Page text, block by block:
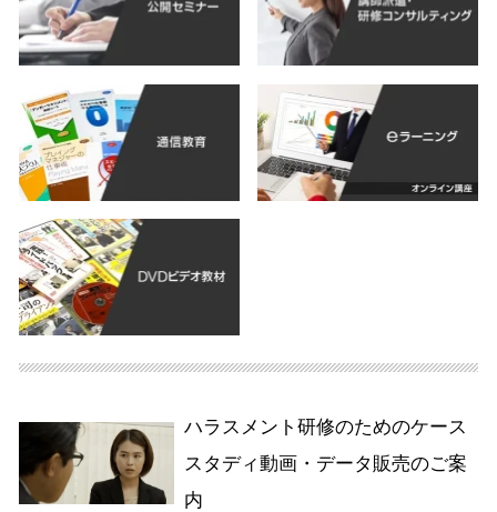
ハラスメント研修のためのケース
スタディ動画・データ販売のご案
内